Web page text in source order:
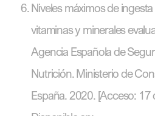
Niveles máximos de
vitaminas y minerales
Agencia Española de
Nutrición. Ministerio de
España. 2020. [Acceso: 17